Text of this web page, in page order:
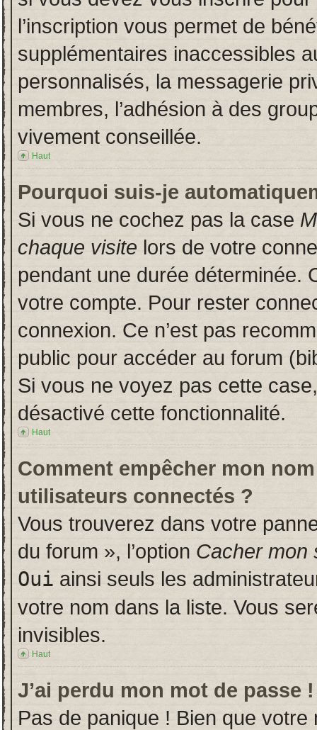
l’inscription vous permet de
supplémentaires inaccessibles
personnalisés, la messagerie
membres, l’adhésion à des
vivement conseillée.
Haut
Pourquoi suis-je
Si vous ne cochez pas la case
chaque visite lors de votre
pendant une durée déterminée.
votre compte. Pour rester
connexion. Ce n’est pas
public pour accéder au forum
Si vous ne voyez pas cette
désactivé cette fonctionnalité.
Haut
Comment empêcher mon
utilisateurs connectés ?
Vous trouverez dans votre
du forum », l’option Cacher mon
Oui ainsi seuls les
votre nom dans la liste. Vous
invisibles.
Haut
J’ai perdu mon mot de passe !
Pas de panique ! Bien que